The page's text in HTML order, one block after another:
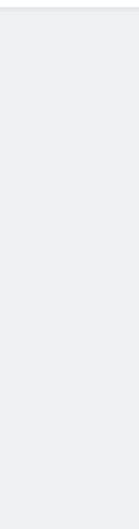
Penting
Peran
Penting